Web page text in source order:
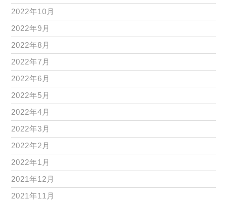
2022年10月
2022年9月
2022年8月
2022年7月
2022年6月
2022年5月
2022年4月
2022年3月
2022年2月
2022年1月
2021年12月
2021年11月